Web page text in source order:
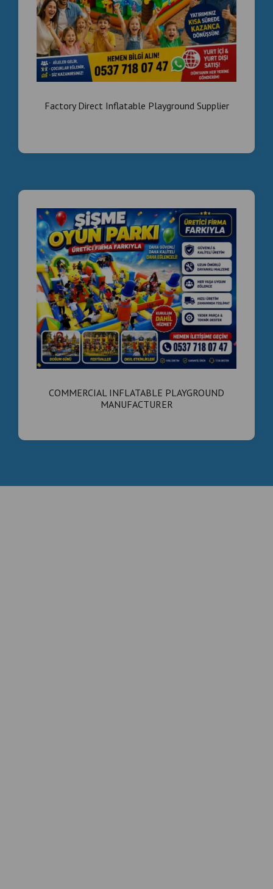
Factory Direct Inflatable Playground Supplier
COMMERCIAL INFLATABLE PLAYGROUND
MANUFACTURER